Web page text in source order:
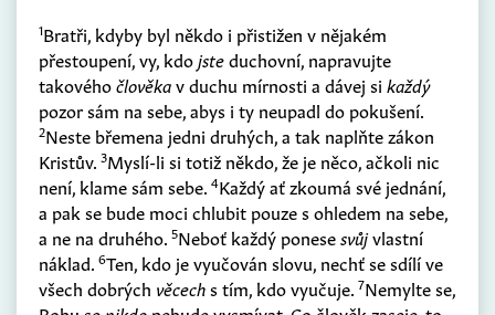
1Bratři, kdyby byl někdo i přistižen v nějakém
přestoupení, vy, kdojsteduchovní, napravujte
takovéhočlověkav duchu mírnosti a dávej si každý
pozor sám na sebe, abys i ty neupadl do pokušení.
2Neste břemena jedni druhých, a tak naplňte zákon
Kristův. 3Myslí-li si totiž někdo, že je něco, ačkoli nic
není, klame sám sebe. 4Každý ať zkoumá své jednání,
a pak se bude moci chlubit pouze s ohledem na sebe,
a ne na druhého. 5Neboť každý ponesesvůjvlastní
náklad. 6Ten, kdo je vyučován slovu, nechť se sdílí ve
všech dobrých věcechs tím, kdo vyučuje. 7Nemylte se,